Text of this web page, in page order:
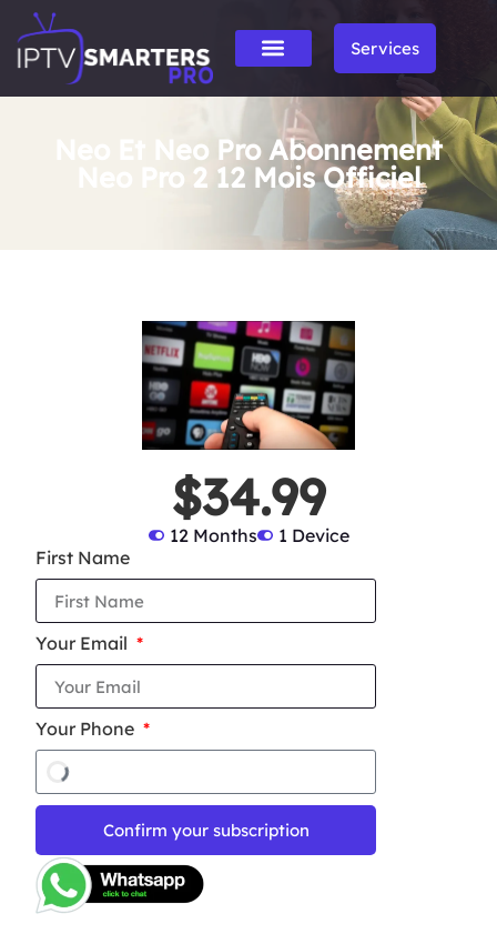
Services
Neo Et Neo Pro Abonnement
Neo Pro 2 12 Mois Officiel
$34.99
12 Months
1 Device
First Name
Your Email
Your Phone
Confirm your subscription